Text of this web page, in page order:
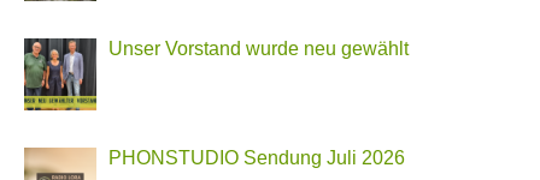
Unser Vorstand wurde neu gewählt
PHONSTUDIO Sendung Juli 2026